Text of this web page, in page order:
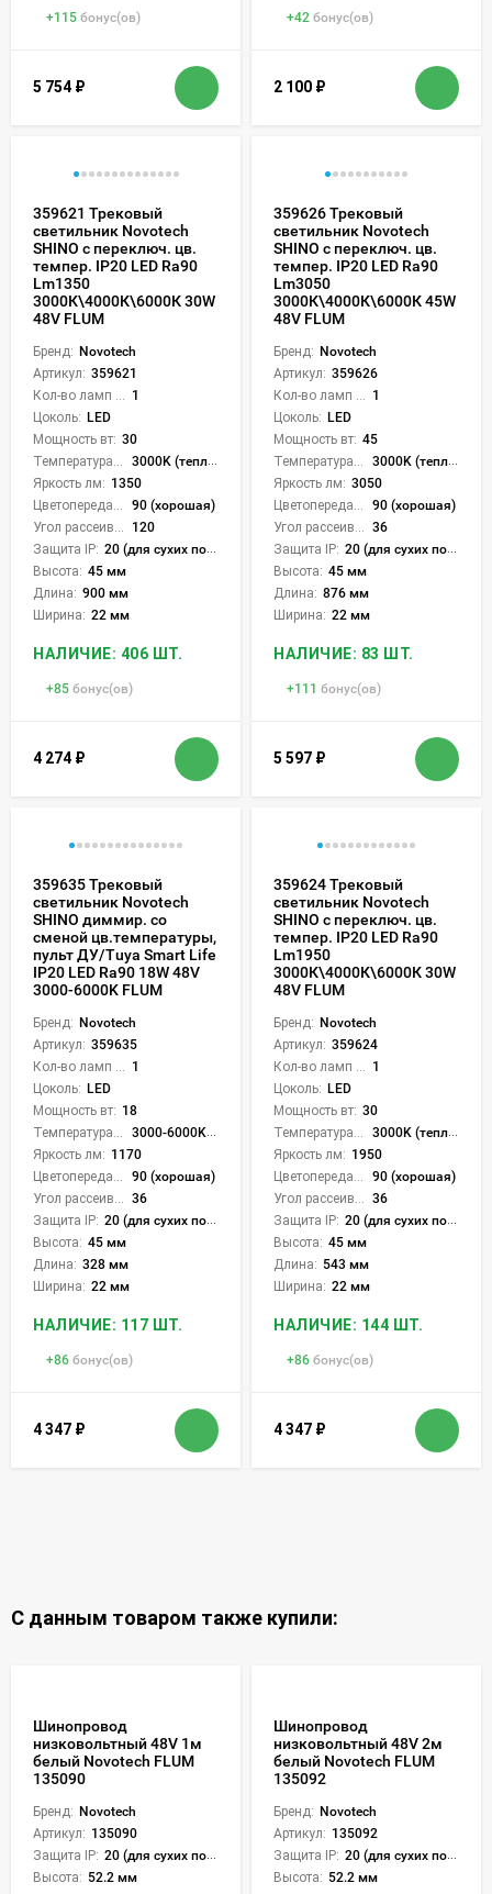
+115 бонус(ов)
5 754 ₽
+42 бонус(ов)
2 100 ₽
359621 Трековый
светильник Novotech
SHINO с переключ. цв.
темпер. IP20 LED Ra90
Lm1350
3000К\4000К\6000К 30W
48V FLUM
Бренд: Novotech
Артикул: 359621
1
Цоколь: LED
Мощность вт: 30
3000K (теплый), 4000K (нейтральный), 6000K (холодный), CCT механическое переключение
Яркость лм: 1350
90 (хорошая)
120
Защита IP: 20 (для сухих пом.)
Высота: 45 мм
Длина: 900 мм
Ширина: 22 мм
НАЛИЧИЕ: 406 ШТ.
+85 бонус(ов)
4 274 ₽
359626 Трековый
светильник Novotech
SHINO с переключ. цв.
темпер. IP20 LED Ra90
Lm3050
3000К\4000К\6000К 45W
48V FLUM
Бренд: Novotech
Артикул: 359626
1
Цоколь: LED
Мощность вт: 45
3000K (теплый), 4000K (нейтральный), 6000K (холодный), CCT механическое переключение
Яркость лм: 3050
90 (хорошая)
36
Защита IP: 20 (для сухих пом.)
Высота: 45 мм
Длина: 876 мм
Ширина: 22 мм
НАЛИЧИЕ: 83 ШТ.
+111 бонус(ов)
5 597 ₽
359635 Трековый
светильник Novotech
SHINO диммир. со
сменой цв.температуры,
пульт ДУ/Tuya Smart Life
IP20 LED Ra90 18W 48V
3000-6000K FLUM
Бренд: Novotech
Артикул: 359635
1
Цоколь: LED
Мощность вт: 18
3000-6000K (плавная рег.)
Яркость лм: 1170
90 (хорошая)
36
Защита IP: 20 (для сухих пом.)
Высота: 45 мм
Длина: 328 мм
Ширина: 22 мм
НАЛИЧИЕ: 117 ШТ.
+86 бонус(ов)
4 347 ₽
359624 Трековый
светильник Novotech
SHINO с переключ. цв.
темпер. IP20 LED Ra90
Lm1950
3000К\4000К\6000К 30W
48V FLUM
Бренд: Novotech
Артикул: 359624
1
Цоколь: LED
Мощность вт: 30
3000K (теплый), 4000K (нейтральный), 6000K (холодный), CCT механическое переключение
Яркость лм: 1950
90 (хорошая)
36
Защита IP: 20 (для сухих пом.)
Высота: 45 мм
Длина: 543 мм
Ширина: 22 мм
НАЛИЧИЕ: 144 ШТ.
+86 бонус(ов)
4 347 ₽
С данным товаром также купили:
Шинопровод
низковольтный 48V 1м
белый Novotech FLUM
135090
Бренд: Novotech
Артикул: 135090
Защита IP: 20 (для сухих пом.)
Высота: 52.2 мм
Шинопровод
низковольтный 48V 2м
белый Novotech FLUM
135092
Бренд: Novotech
Артикул: 135092
Защита IP: 20 (для сухих пом.)
Высота: 52.2 мм